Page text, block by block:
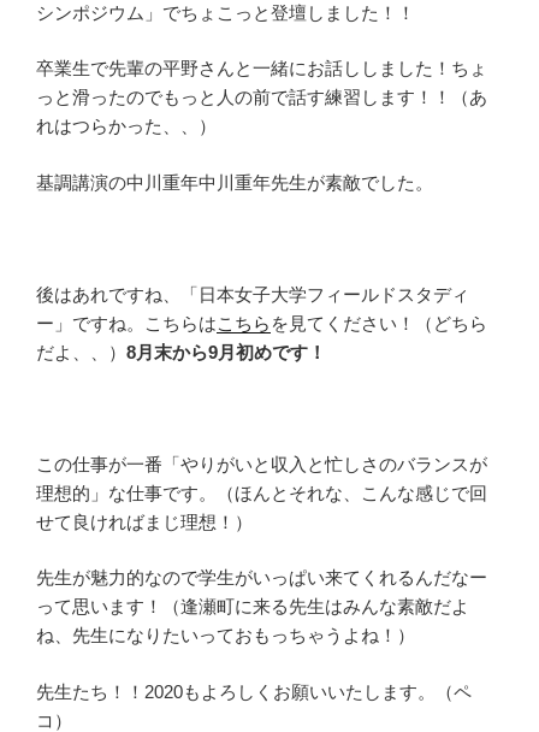
シンポジウム」でちょこっと登壇しました！！
卒業生で先輩の平野さんと一緒にお話ししました！ちょ
っと滑ったのでもっと人の前で話す練習します！！（あ
れはつらかった、、）
基調講演の中川重年中川重年先生が素敵でした。
後はあれですね、「日本女子大学フィールドスタディ
ー」ですね。こちらはこちら を見てください！（どちら
だよ、、） 8月末から9月初めです！
この仕事が一番「やりがいと収入と忙しさのバランスが
理想的」な仕事です。（ほんとそれな、こんな感じで回
せて良ければまじ理想！）
先生が魅力的なので学生がいっぱい来てくれるんだなー
って思います！（逢瀬町に来る先生はみんな素敵だよ
ね、先生になりたいっておもっちゃうよね！）
先生たち！！2020もよろしくお願いいたします。（ペ
コ）